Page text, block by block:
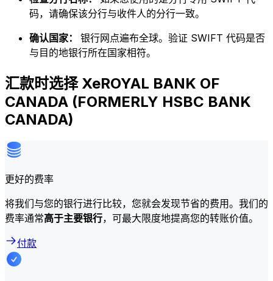
码，请确保该分行与收件人的分行一致。
确认国家： 银行网点遍布全球。验证 SWIFT 代码是否
与目的地银行所在国家相符。
汇款时选择 XeROYAL BANK OF
CANADA (FORMERLY HSBC BANK
CANADA)
更好的费率
将我们与您的银行进行比较，您就会发现节省的费用。我们的
费率通常高于主要银行，可最大限度地提高您的转账价值。
付款